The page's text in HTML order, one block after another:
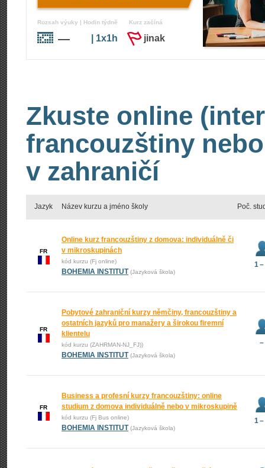
Rozsah výuky | Hodin týdně
— | 1x1h
Kurz začíná
jinak
Zkuste online
francouzštiny
v zahraničí
Jazyk Název kurzu a jméno školy Poč.
FR
Online kurz francouzštiny z domova: individuálně či
v mikroskupinách
kód kurzu (Fj online)
BOHEMIA INSTITUT (Jazyková škola)
1
FR
Pobytové zahraniční kurzy němčiny, francouzštiny a
ostatních jazyků pro manažery a širokou firemní
klientelu
kód kurzu (ZAHRMAN-NJ_FJ))
BOHEMIA INSTITUT (Jazyková škola)
–
FR
Business a profesní kurzy francouzštiny: online
studium z domova individuálně nebo v mikroskupině
kód kurzu (Fj Bus online)
BOHEMIA INSTITUT (Jazyková škola)
1